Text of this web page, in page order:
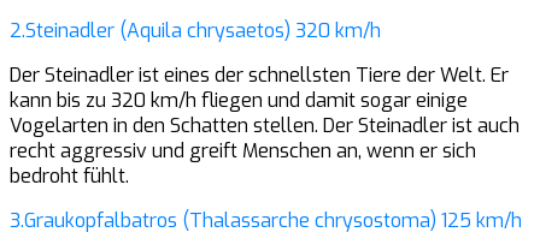
2.Steinadler (Aquila chrysaetos) 320 km/h
Der Steinadler ist eines der schnellsten Tiere der Welt. Er
kann bis zu 320 km/h fliegen und damit sogar einige
Vogelarten in den Schatten stellen. Der Steinadler ist auch
recht aggressiv und greift Menschen an, wenn er sich
bedroht fühlt.
3.Graukopfalbatros (Thalassarche chrysostoma) 125 km/h